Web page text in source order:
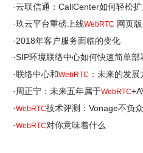
·云联信通：CallCenter如何轻松扩
·玖云平台重磅上线WebRTC 网页
·2018年客户服务面临的变化
·SIP环境联络中心如何快速简单部
·联络中心和WebRTC ：未来的发
· 周正宁：未来五年属于WebRTC
·WebRTC技术评测：Vonage不负
·WebRTC对你意味着什么